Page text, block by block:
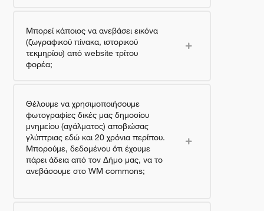
Μπορεί κάποιος να ανεβάσει εικόνα
(ζωγραφικού πίνακα, ιστορικού
τεκμηρίου) από website τρίτου
φορέα;
Θέλουμε να χρησιμοποιήσουμε
φωτογραφίες δικές μας δημοσίου
μνημείου (αγάλματος) αποβιώσας
γλύπτριας εδώ και 20 χρόνια περίπου.
Μπορούμε, δεδομένου ότι έχουμε
πάρει άδεια από τον Δήμο μας, να το
ανεβάσουμε στο WM commons;